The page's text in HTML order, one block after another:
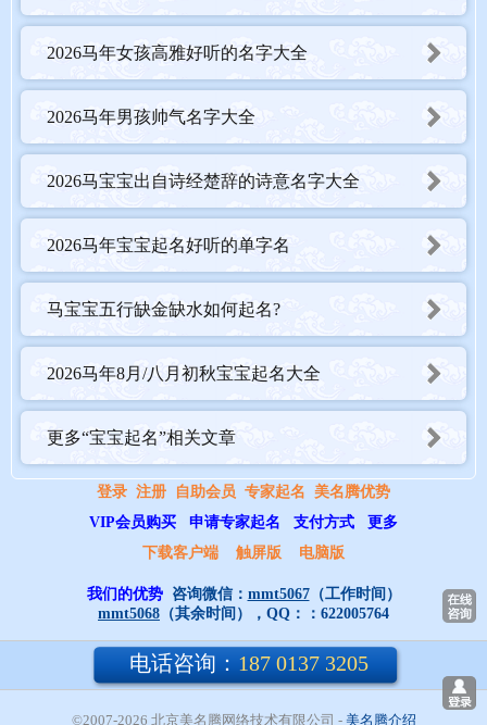
马年男孩好听的名字
7. 云骅
解析：“骅”是赤色骏马，古有“骅骝开道”之说。搭配“云”字，如天
意象：松下听风，马喜风（马逢风则欢）。名字既有松树的坚毅，
又有清风的洒脱。
适合：希望孩子性格刚正但又懂得变通的家庭。
2026马年女孩高雅好听的名字大全
2026马年男孩帅气名字大全
2026马宝宝出自诗经楚辞的诗意名字大全
2026马年宝宝起名好听的单字名
马宝宝五行缺金缺水如何起名?
2026马年8月/八月初秋宝宝起名大全
更多“宝宝起名”相关文章
登录 注册 自助会员 专家起名 美名腾优势
VIP会员购买
申请专家起名 支付方式
更多
下载客户端
触屏版 电脑版
我们的优势 咨询微信： mmt5067（工作时间）
mmt5068 （其余时间），QQ：： 622005764
电话咨询： 187 0137 3205
©2007-2026 北京美名腾网络技术有限公司 - 美名腾介绍